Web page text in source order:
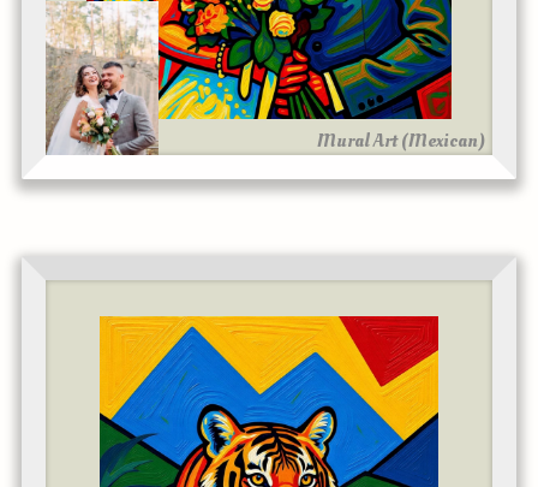
Mural Art (Mexican)